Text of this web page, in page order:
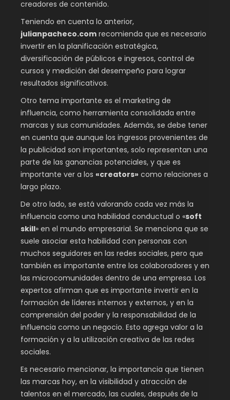
creadores de contenido.
Teniendo en cuenta lo anterior,
julianpacheco.com recomienda que es necesario
invertir en la planificación estratégica,
diversificación de públicos e ingresos, control de
cursos y medición del desempeño para lograr
resultados significativos.
Otro tema importante es el marketing de
influencia, como herramienta consolidada entre
marcas y sus comunidades. Además, se debe tener
en cuenta que aunque los ingresos provenientes de
la publicidad son importantes, solo representan una
parte de las ganancias potenciales, y que es
importante ver a los «creators» como relaciones a
largo plazo.
De otro lado, se está valorando cada vez más la
influencia como una habilidad conductual o «soft
skill» en el mundo empresarial. Se menciona que se
suele asociar esta habilidad con personas con
muchos seguidores en las redes sociales, pero que
también es importante entre los colaboradores y en
las microcomunidades dentro de una empresa. Los
expertos afirman que es importante invertir en la
formación de líderes internos y externos, y en la
comprensión del poder y la responsabilidad de la
influencia como un negocio. Esto agrega valor a la
formación y a la utilización creativa de las redes
sociales.
Es necesario mencionar, la importancia que tienen
las marcas hoy, en la visibilidad y atracción de
talentos en el mercado, las cuales, después de la